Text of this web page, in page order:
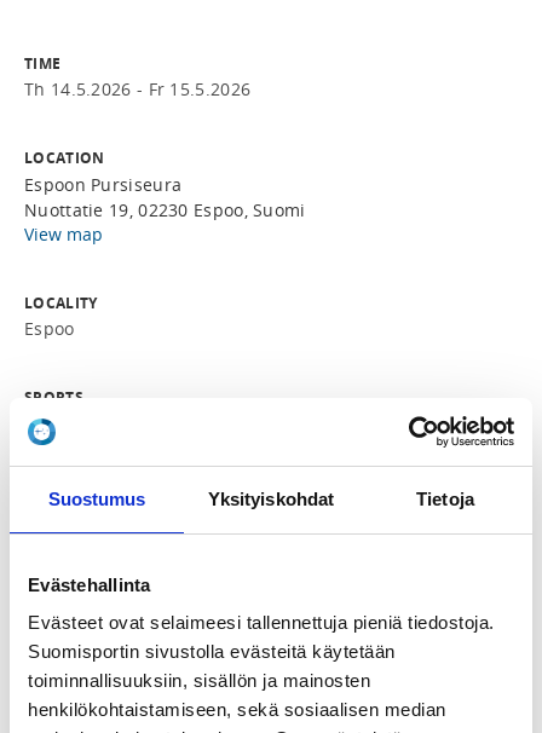
Suostumus Yksityiskohdat Tietoja
Evästehallinta
Evästeet ovat selaimeesi tallennettuja pieniä tiedostoja.
Suomisportin sivustolla evästeitä käytetään
toiminnallisuuksiin, sisällön ja mainosten
henkilökohtaistamiseen, sekä sosiaalisen median
TIME
Th 14.5.2026 - Fr 15.5.2026
LOCATION
Espoon Pursiseura
Nuottatie 19, 02230 Espoo, Suomi
View map
LOCALITY
Espoo
SPORTS
Purjehdus, Optimistijollaluokka
REGISTRATION PERIOD
Su 19.4.2026 at 12:00 - Fr 15.5.2026 at 20:00
PRICE
Osallistumismaksu 20,00 € -
Suositellaan osallistumaan tapahtumaan oman
valmentajan kanssa. Normaali hinta voimassa 10.5. klo
20 asti.